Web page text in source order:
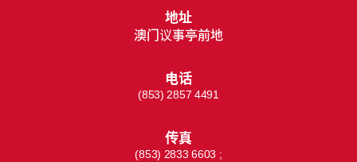
地址
澳门议事亭前地
电话
(853) 2857 4491
传真
(853) 2833 6603 ;